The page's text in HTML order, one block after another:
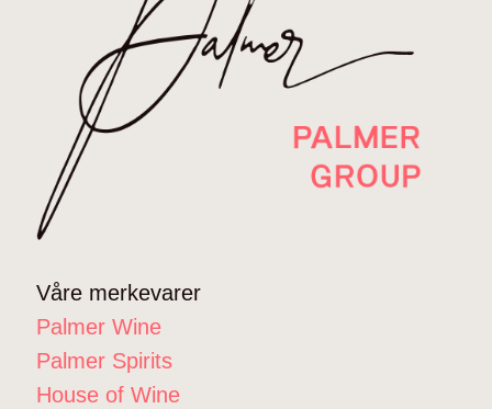
Våre merkevarer
Palmer Wine
Palmer Spirits
House of Wine